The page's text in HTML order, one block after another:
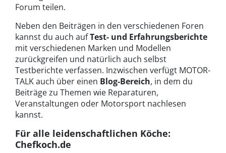
Forum teilen.
Neben den Beiträgen in den verschiedenen Foren
kannst du auch aufTest- und Erfahrungsberichte
mit verschiedenen Marken und Modellen
zurückgreifen und natürlich auch selbst
Testberichte verfassen. Inzwischen verfügt MOTOR-
TALK auch über einen Blog-Bereich, in dem du
Beiträge zu Themen wie Reparaturen,
Veranstaltungen oder Motorsport nachlesen
kannst.
Für alle leidenschaftlichen Köche:
Chefkoch.de